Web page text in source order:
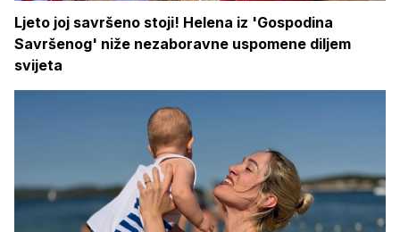
Ljeto joj savršeno stoji! Helena iz 'Gospodina
Savršenog' niže nezaboravne uspomene diljem
svijeta